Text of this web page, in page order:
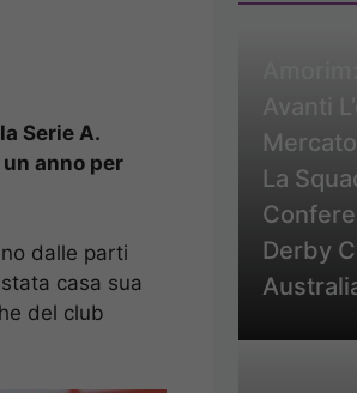
Serie A.
anno per
dalle parti
casa sua
del club
Avanti
La
Derby